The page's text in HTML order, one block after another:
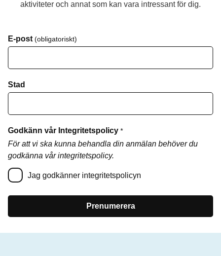
aktiviteter och annat som kan vara intressant för dig.
E-post (obligatoriskt)
Stad
Godkänn vår Integritetspolicy *
För att vi ska kunna behandla din anmälan behöver du
godkänna vår integritetspolicy.
Jag godkänner integritetspolicyn
Prenumerera